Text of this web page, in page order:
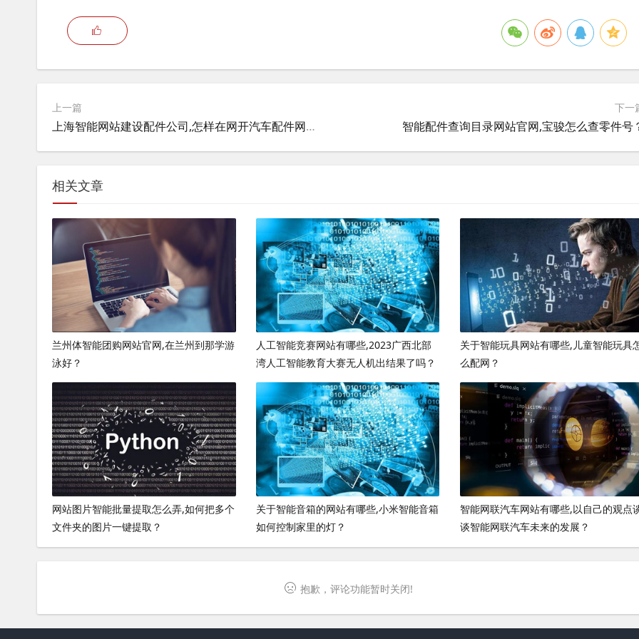
上一篇
上海智能网站建设配件公司,怎样在网开汽车配件网店？
下一
智能配件查询目录网站官网,宝骏怎么查零件号
相关文章
兰州体智能团购网站官网,在兰州到那学游
泳好？
人工智能竞赛网站有哪些,2023广西北部
湾人工智能教育大赛无人机出结果了吗？
关于智能玩具网站有哪些,儿童智能玩具
么配网？
网站图片智能批量提取怎么弄,如何把多个
文件夹的图片一键提取？
关于智能音箱的网站有哪些,小米智能音箱
如何控制家里的灯？
智能网联汽车网站有哪些,以自己的观点
谈智能网联汽车未来的发展？
抱歉，评论功能暂时关闭!